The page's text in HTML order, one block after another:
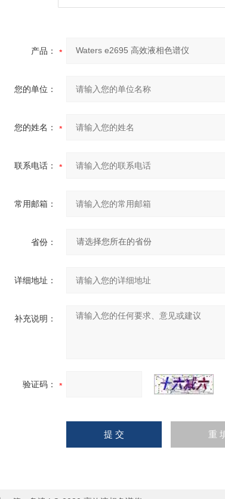
产品：
您的单位：
您的姓名：
联系电话：
常用邮箱：
省份：
详细地址：
补充说明：
验证码：